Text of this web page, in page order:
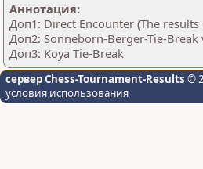
Аннотация:
Доп1: Direct Encounter (The
Доп2: Sonneborn-Berger-Tie-Break
Доп3: Koya Tie-Break
сервер Chess-Tournament-Results ©
условия использования